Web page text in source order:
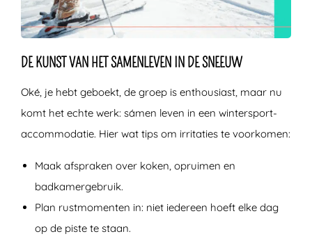
DE KUNST VAN HET SAMENLEVEN IN DE SNEEUW
Oké, je hebt geboekt, de groep is enthousiast, maar nu
komt het echte werk: sámen leven in een wintersport-
accommodatie. Hier wat tips om irritaties te voorkomen:
Maak afspraken over koken, opruimen en
badkamergebruik.
Plan rustmomenten in: niet iedereen hoeft elke dag
op de piste te staan.